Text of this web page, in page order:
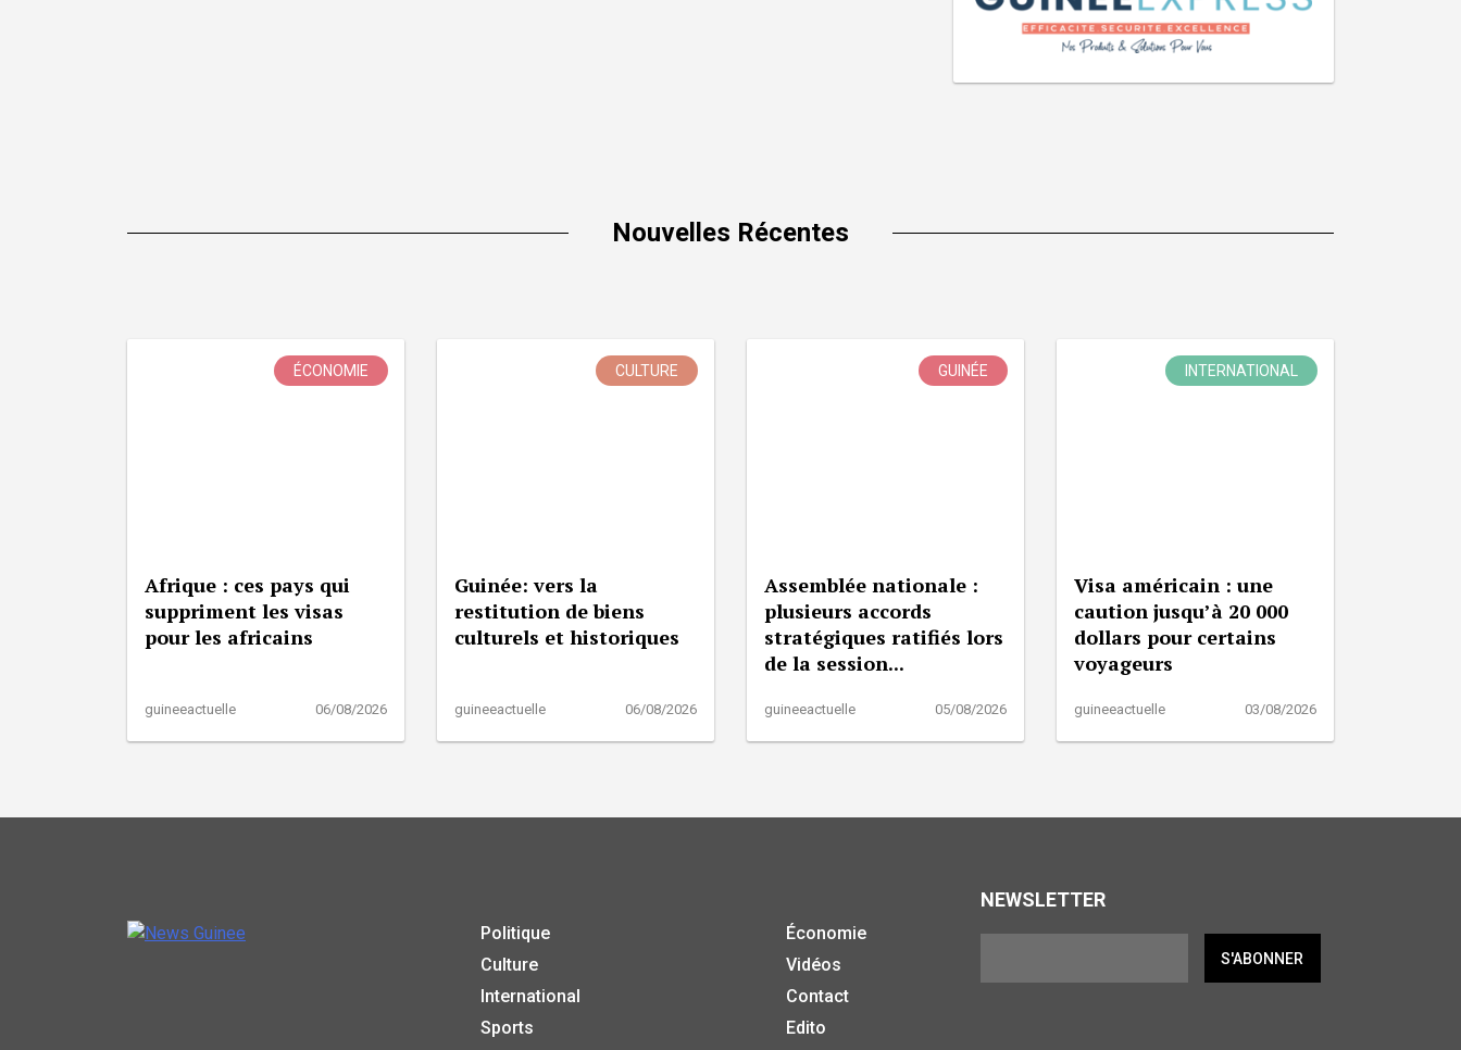
Nouvelles Récentes
ÉCONOMIE
Afrique : ces pays qui
suppriment les visas
pour les africains
guineeactuelle 06/08/2026
CULTURE
Guinée: vers la
restitution de biens
culturels et historiques
guineeactuelle 06/08/2026
GUINÉE
Assemblée nationale :
plusieurs accords
stratégiques ratifiés lors
de la session...
guineeactuelle 05/08/2026
INTERNATIONAL
Visa américain : une
caution jusqu’à 20 000
dollars pour certains
voyageurs
guineeactuelle 03/08/2026
Politique
Culture
International
Sports
Économie
Vidéos
Contact
Edito
NEWSLETTER
S'ABONNER